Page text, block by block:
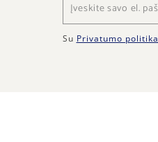
Su Privatumo politika